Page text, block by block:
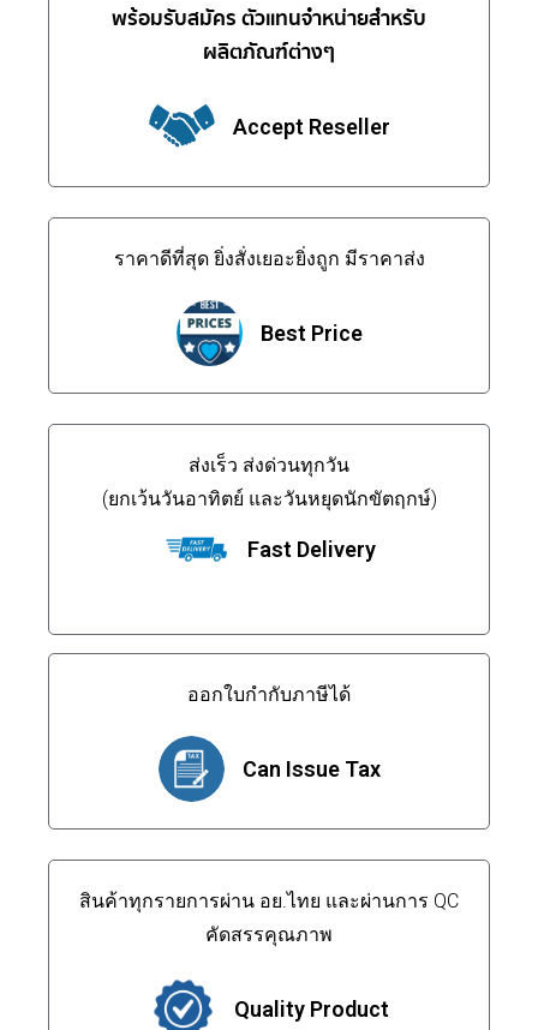
พร้อมรับสมัคร ตัวแทนจำหน่ายสำหรับ
ผลิตภัณฑ์ต่างๆ
Accept Reseller
ราคาดีที่สุด ยิ่งสั่งเยอะยิ่งถูก มีราคาส่ง
Best Price
ส่งเร็ว ส่งด่วนทุกวัน
(ยกเว้นวันอาทิตย์ และวันหยุดนักขัตฤกษ์)
Fast Delivery
ออกใบกำกับภาษีได้
Can Issue Tax
สินค้าทุกรายการผ่าน อย.ไทย และผ่านการ QC
คัดสรรคุณภาพ
Quality Product